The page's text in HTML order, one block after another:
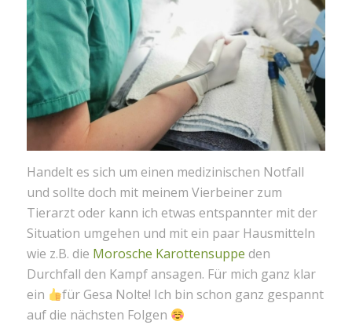
Handelt es sich um einen medizinischen Notfall
und sollte doch mit meinem Vierbeiner zum
Tierarzt oder kann ich etwas entspannter mit der
Situation umgehen und mit ein paar Hausmitteln
wie z.B. die Morosche Karottensuppe den
Durchfall den Kampf ansagen. Für mich ganz klar
ein
für Gesa Nolte! Ich bin schon ganz gespannt
auf die nächsten Folgen